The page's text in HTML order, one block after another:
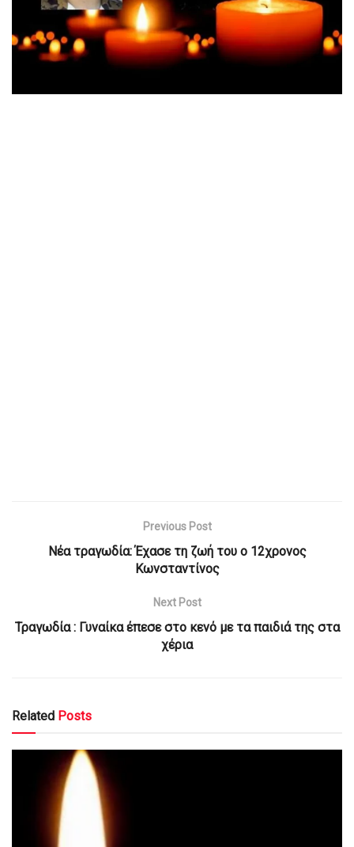
Previous Post
Νέα τραγωδία: Έχασε τη ζωή του ο 12χρονος
Κωνσταντίνος
Next Post
Τραγωδία : Γυναίκα έπεσε στο κενό με τα παιδιά της στα
χέρια
Related Posts